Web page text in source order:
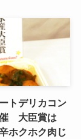
トデリカコン
大臣賞は
ホクホク肉じ